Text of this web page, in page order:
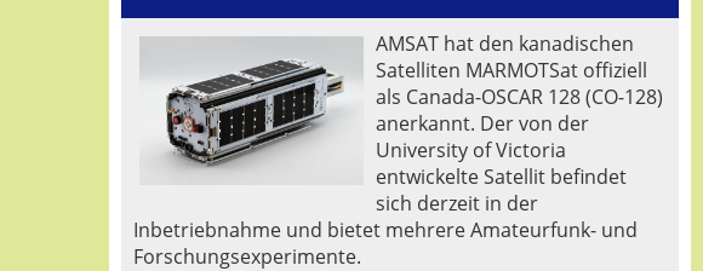
AMSAT hat den kanadischen
Satelliten MARMOTSat offiziell
als Canada-OSCAR 128 (CO-128)
anerkannt. Der von der
University of Victoria
entwickelte Satellit befindet
sich derzeit in der
Inbetriebnahme und bietet mehrere Amateurfunk- und
Forschungsexperimente.